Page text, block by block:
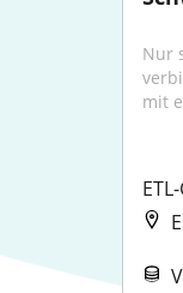
Nur
mit